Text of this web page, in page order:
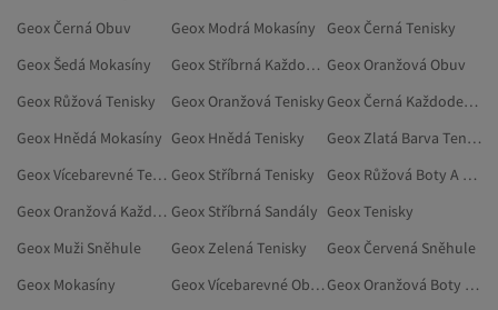
Geox Černá Obuv
Geox Modrá Mokasíny
Geox Černá Tenisky
Geox Šedá Mokasíny
Geox Stříbrná Každodenní Obuv Geox Oranžová Obuv
Geox Růžová Tenisky
Geox Oranžová Tenisky
Geox Černá Každodenní Obuv
Geox Hnědá Mokasíny Geox Hnědá Tenisky
Geox Zlatá Barva Tenisky
Geox Vícebarevné Tenisky Geox Stříbrná Tenisky
Geox Růžová Boty A Kozačky
Geox Oranžová Každodenní Obuv Geox Stříbrná Sandály Geox Tenisky
Geox Muži Sněhule
Geox Zelená Tenisky
Geox Červená Sněhule
Geox Mokasíny
Geox Vícebarevné Obuv
Geox Oranžová Boty A Kozačky